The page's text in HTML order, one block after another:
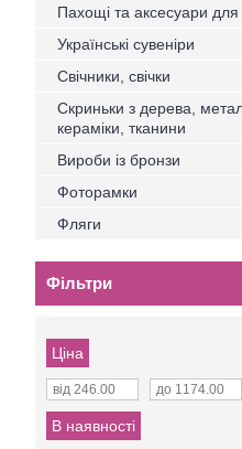
Пахощі та аксесуари
Українські сувеніри
Свічники, свічки
Скриньки з дерева,
кераміки, тканини
Вироби із бронзи
Фоторамки
Фляги
Фільтри
Ціна
В наявності